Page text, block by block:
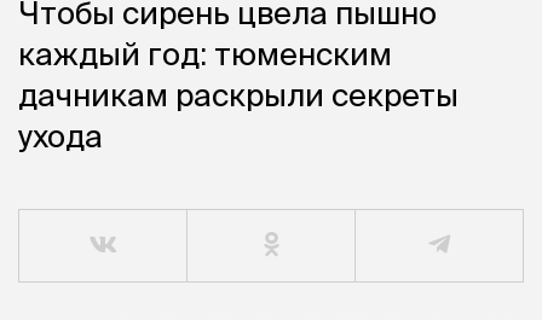
Чтобы сирень цвела пышно
каждый год: тюменским
дачникам раскрыли секреты
ухода